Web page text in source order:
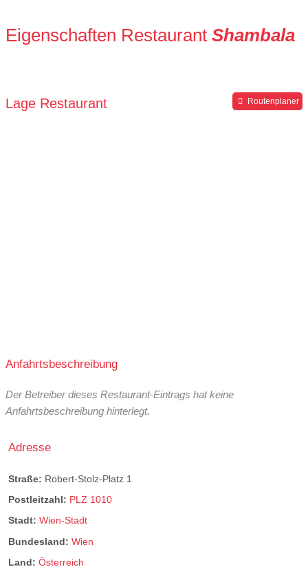
Eigenschaften Restaurant Shambala
Lage Restaurant Routenplaner
Anfahrtsbeschreibung
Der Betreiber dieses Restaurant-Eintrags hat keine
Anfahrtsbeschreibung hinterlegt.
Adresse
Straße: Robert-Stolz-Platz 1
Postleitzahl: PLZ 1010
Stadt: Wien-Stadt
Bundesland: Wien
Land: Österreich